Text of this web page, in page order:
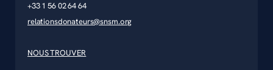
+33 1 56 02 64 64
relationsdonateurs@snsm.org
NOUS TROUVER